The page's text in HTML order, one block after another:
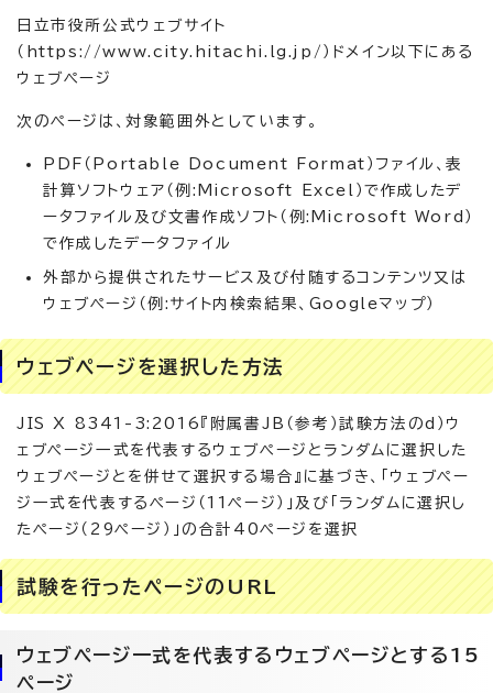
日立市役所公式ウェブサイト
（https://www.city.hitachi.lg.jp/）ドメイン以下にある
ウェブページ
次のページは、対象範囲外としています。
PDF（Portable Document Format）ファイル、表
計算ソフトウェア（例:Microsoft Excel）で作成したデ
ータファイル及び文書作成ソフト（例:Microsoft Word）
で作成したデータファイル
外部から提供されたサービス及び付随するコンテンツ又は
ウェブページ（例:サイト内検索結果、Googleマップ）
ウェブページを選択した方法
JIS X 8341-3:2016『附属書JB（参考）試験方法のd）ウ
ェブページ一式を代表するウェブページとランダムに選択した
ウェブページとを併せて選択する場合』に基づき、「ウェブペー
ジ一式を代表するページ（11ページ）」及び「ランダムに選択し
たページ（29ページ）」の合計40ページを選択
試験を行ったページのURL
ウェブページ一式を代表するウェブページとする15
ページ